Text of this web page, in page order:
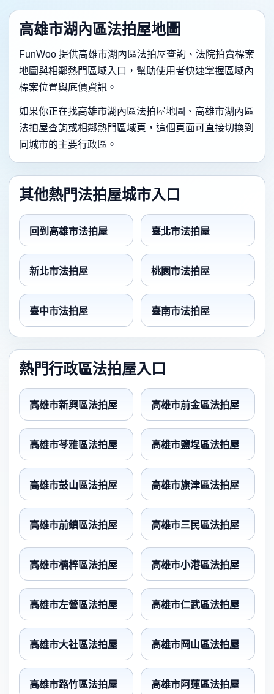
高雄市湖內區法拍屋地圖
FunWoo 提供高雄市湖內區法拍屋查詢、法院拍賣標案
地圖與相鄰熱門區域入口，幫助使用者快速掌握區域內
標案位置與底價資訊。
如果你正在找高雄市湖內區法拍屋地圖、高雄市湖內區
法拍屋查詢或相鄰熱門區域頁，這個頁面可直接切換到
同城市的主要行政區。
其他熱門法拍屋城市入口
回到高雄市法拍屋 臺北市法拍屋
新北市法拍屋 桃園市法拍屋
臺中市法拍屋 臺南市法拍屋
熱門行政區法拍屋入口
高雄市新興區法拍屋 高雄市前金區法拍屋
高雄市苓雅區法拍屋 高雄市鹽埕區法拍屋
高雄市鼓山區法拍屋 高雄市旗津區法拍屋
高雄市前鎮區法拍屋 高雄市三民區法拍屋
高雄市楠梓區法拍屋 高雄市小港區法拍屋
高雄市左營區法拍屋 高雄市仁武區法拍屋
高雄市大社區法拍屋 高雄市岡山區法拍屋
高雄市路竹區法拍屋 高雄市阿蓮區法拍屋